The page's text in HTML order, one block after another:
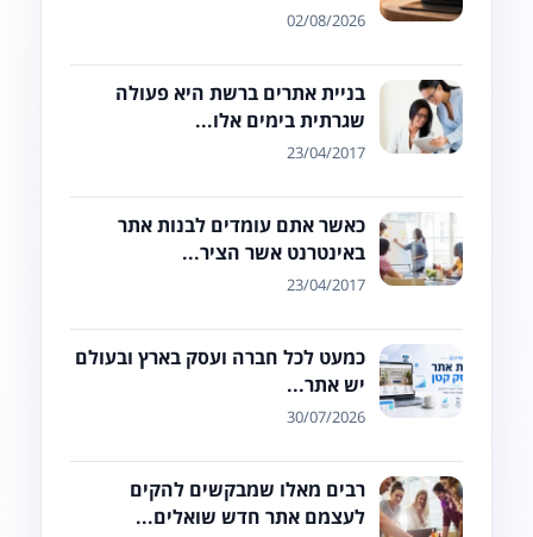
02/08/2026
בניית אתרים ברשת היא פעולה
שגרתית בימים אלו...
23/04/2017
כאשר אתם עומדים לבנות אתר
באינטרנט אשר הציר...
23/04/2017
כמעט לכל חברה ועסק בארץ ובעולם
יש אתר...
30/07/2026
רבים מאלו שמבקשים להקים
לעצמם אתר חדש שואלים...